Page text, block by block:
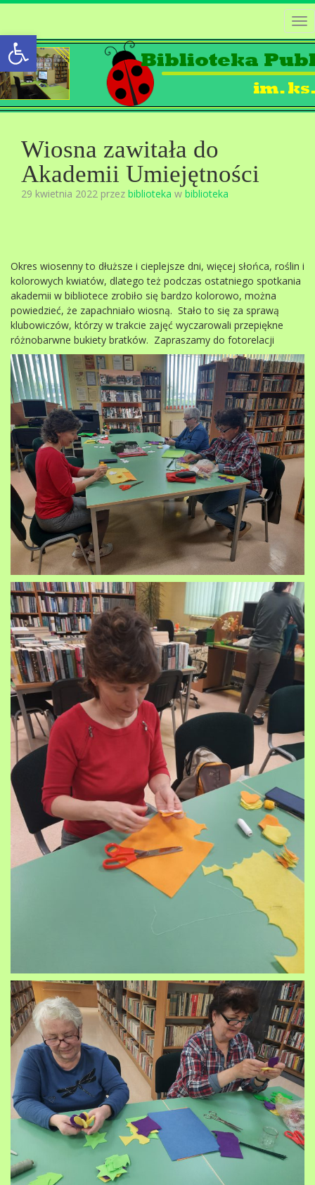
Open toolbar
Wiosna zawitała do
Akademii Umiejętności
29 kwietnia 2022 przez biblioteka w biblioteka
Okres wiosenny to dłuższe i cieplejsze dni, więcej słońca, roślin i
kolorowych kwiatów, dlatego też podczas ostatniego spotkania
akademii w bibliotece zrobiło się bardzo kolorowo, można
powiedzieć, że zapachniało wiosną. Stało to się za sprawą
klubowiczów, którzy w trakcie zajęć wyczarowali przepiękne
różnobarwne bukiety bratków. Zapraszamy do fotorelacji